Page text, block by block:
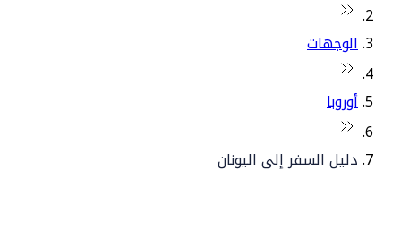
الوجهات
أوروبا
دليل السفر إلى اليونان